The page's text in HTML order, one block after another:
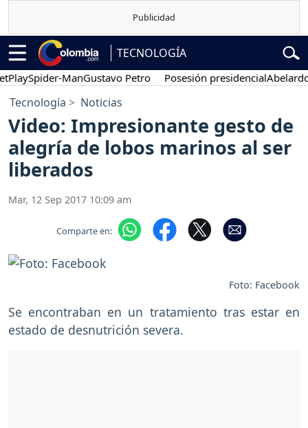
TECNOLOGÍA
Spider-ManGustavo Petro Posesión presidencialAbelardo
Tecnología Noticias
Video: Impresionante gesto de
alegría de lobos marinos al ser
liberados
Mar, 12 Sep 2017 10:09 am
Comparte en:
Foto: Facebook
Se encontraban en un tratamiento tras estar en
estado de desnutrición severa.